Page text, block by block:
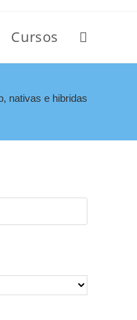
Cursos
nativas e hibridas